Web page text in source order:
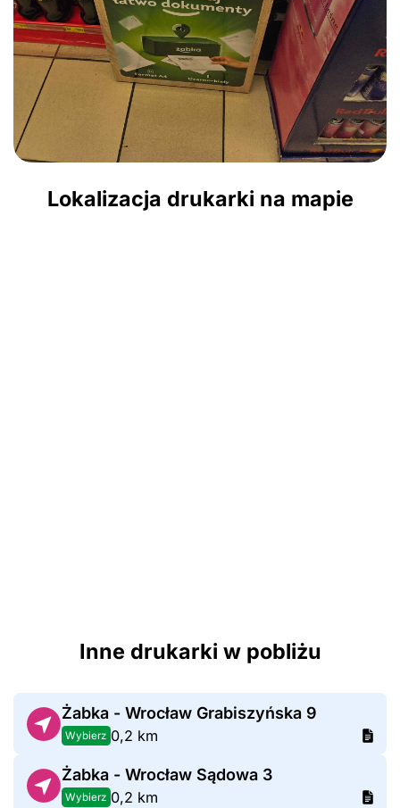
Lokalizacja drukarki na mapie
Inne drukarki w pobliżu
Żabka - Wrocław Grabiszyńska 9
Wybierz 0,2 km
Żabka - Wrocław Sądowa 3
Wybierz 0,2 km